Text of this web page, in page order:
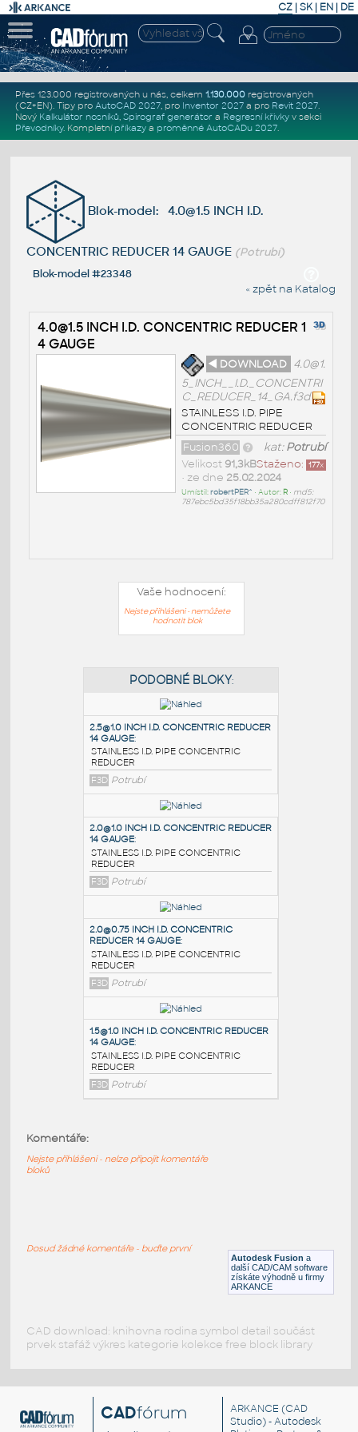
CZ | SK| EN | DE
Přes 123.000 registrovaných u nás, celkem 1.130.000registrovaných
(CZ+EN). Tipy pro AutoCAD 2027, pro Inventor 2027a pro Revit 2027.
Nový Kalkulátor nosníků, Spirograf generátor a Regresní křivkyv sekci
Převodníky. Kompletní příkazya proměnné AutoCADu 2027.
Blok-model: 4.0@1.5 INCH I.D.
CONCENTRIC REDUCER 14 GAUGE (Potrubí)
Blok-model #23348
« zpět na Katalog
4.0@1.5 INCH I.D. CONCENTRIC REDUCER 1
4 GAUGE
◄ DOWNLOAD 4.0@1.
5_INCH__I.D._CONCENTRI
C_REDUCER_14_GA.f3d
STAINLESS I.D. PIPE
CONCENTRIC REDUCER
kat:Potrubí
Fusion360
Staženo: 177x
Velikost 91,3kB
• ze dne 25.02.2024
Umístil:robertPER^ • Autor: R• md5:
787ebc5bd35f18bb35a280cdff812f70
Vaše hodnocení:
Nejste přihlášeni - nemůžete
hodnotit blok
PODOBNÉ BLOKY
2.5@1.0 INCH I.D. CONCENTRIC REDUCER
14 GAUGE:
STAINLESS I.D. PIPE CONCENTRIC
REDUCER
F3D Potrubí
2.0@1.0 INCH I.D. CONCENTRIC REDUCER
14 GAUGE
STAINLESS I.D. PIPE CONCENTRIC
REDUCER
F3D Potrubí
2.0@0.75 INCH I.D. CONCENTRIC
F3D Potrubí
STAINLESS I.D. PIPE CONCENTRIC
REDUCER
Autodesk Fusion a
další CAD/CAM software
získáte výhodně u firmy
ARKANCE
Komentáře:
Nejste přihlášeni - nelze připojit komentáře
bloků
Dosud žádné komentáře - buďte první
CAD download: knihovna rodina symbol detail součást
prvek stafáž výkres kategorie kolekce free block library
CADfórum ARKANCE (CAD
Studio) - Autodesk